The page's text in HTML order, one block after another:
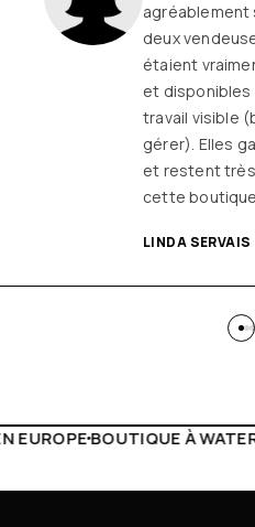
agréablement
deux
étaient
et disponibles
travail visible
gérer). Elles
et restent très
cette
LINDA
LIVRAISON